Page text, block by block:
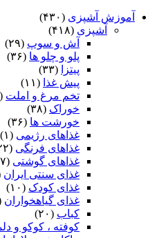
آموزش آشپزی (۴۳۰)
آشپزی (۴۱۸)
آش و سوپ (۲۹)
پلو و چلو ها (۳۶)
پیتزا
(۳۳)
پیش غذا (۱۱)
تخم مرغ و املت (۱۹)
خوراک (۳۸)
خورشت ها (۳۶)
غذاهای رژیمی (۱)
غذاهای فرنگی (۲۲)
غذاهای گوشتی (۲۷)
غذای سنتی ایران
غذای کودک (۱۰)
غذای گیاهخواران
کباب (۲۰)
کوفته ، کوکو و